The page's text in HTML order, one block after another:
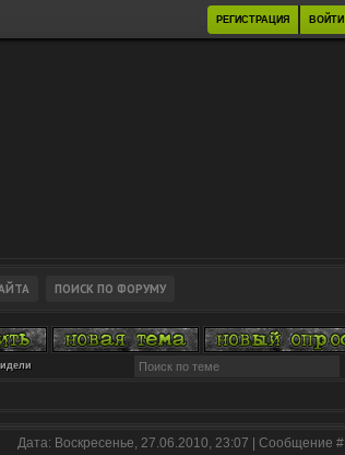
РЕГИСТРАЦИЯ ВОЙТИ
Дата: Воскресенье, 27.06.2010, 23:07 | Сообщение #